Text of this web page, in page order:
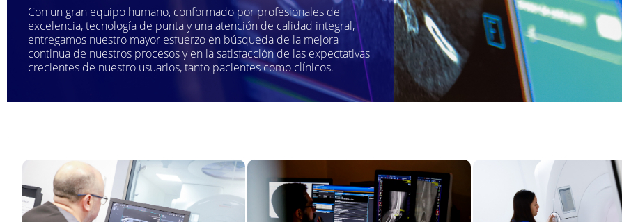
Con un gran equipo humano, conformado por profesionales de
excelencia, tecnología de punta y una atención de calidad integral,
entregamos nuestro mayor esfuerzo en búsqueda de la mejora
continua de nuestros procesos y en la satisfacción de las expectativas
crecientes de nuestro usuarios, tanto pacientes como clínicos.